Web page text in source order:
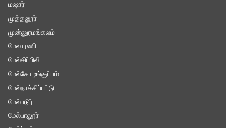
மஷார்
முத்தனூர்
முன்னுரமங்கலம்
மேலாரணி
மேல்சிப்பிலி
மேல்சோழங்குப்பம்
மேல்நாச்சிப்பட்டு
மேல்படுர்
மேல்பாலூர்